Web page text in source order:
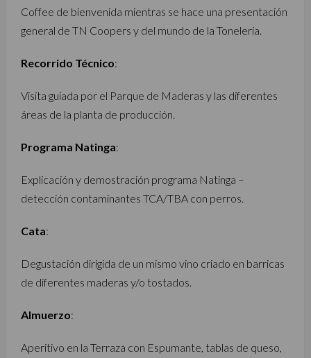
Coffee de bienvenida mientras se hace una presentación
general de TN Coopers y del mundo de la Tonelería.
Recorrido Técnico:
Visita guiada por el Parque de Maderas y las diferentes
áreas de la planta de producción.
Programa Natinga:
Explicación y demostración programa Natinga –
detección contaminantes TCA/TBA con perros.
Cata:
Degustación dirigida de un mismo vino criado en barricas
de diferentes maderas y/o tostados.
Almuerzo:
Aperitivo en la Terraza con Espumante, tablas de queso,